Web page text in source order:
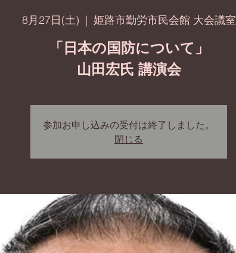
8月27日(土)
  |
姫路市勤労市民会館 大会議室
「日本の国防について」
山田宏氏 講演会
参加お申し込みの受付は終了しました。
閉じる